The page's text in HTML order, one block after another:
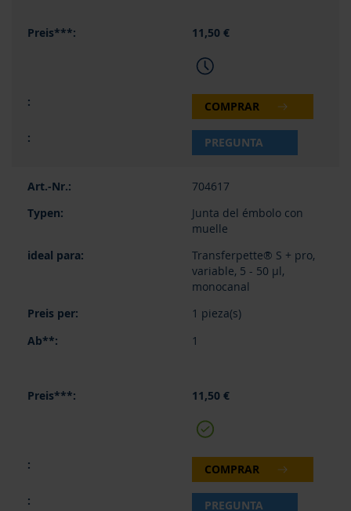
11,50 €
COMPRAR
PREGUNTA
704617
Junta del émbolo con
muelle
Transferpette® S + pro,
variable, 5 - 50 µl,
monocanal
1 pieza(s)
1
11,50 €
COMPRAR
PREGUNTA